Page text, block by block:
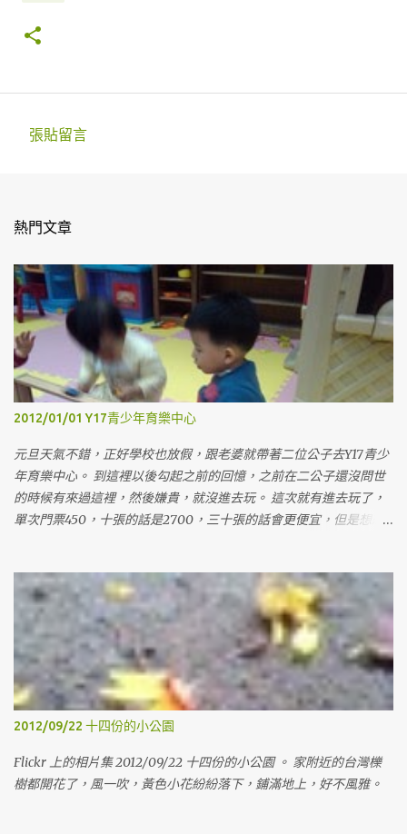
張貼留言
熱門文章
2012/01/01 Y17青少年育樂中心
元旦天氣不錯，正好學校也放假，跟老婆就帶著二位公子去Y17青少
年育樂中心。 到這裡以後勾起之前的回憶，之前在二公子還沒問世
的時候有來過這裡，然後嫌貴，就沒進去玩。 這次就有進去玩了，
單次門票450，十張的話是2700，三十張的話會更便宜，但是想想
時候，老婆可以帶兩個小鬼來玩，然後也可以分兩張給姊姊，讓她
可以帶她女兒來玩玩。 裡面的空間蠻大的，有蠻多東西可以玩，有
沙子、球、積木、各式各樣的玩具，裡面的大姊姊還會講故事跟帶
著動手作一些東西。下午的場次人比較多，就開始有擁擠的感覺
了。 這次還是沒進旁邊的東和禪寺走走，遺憾。 Generated by
Flickr Album Maker
2012/09/22 十四份的小公園
Flickr 上的相片集 2012/09/22 十四份的小公園 。 家附近的台灣櫟
樹都開花了，風一吹，黃色小花紛紛落下，鋪滿地上，好不風雅。